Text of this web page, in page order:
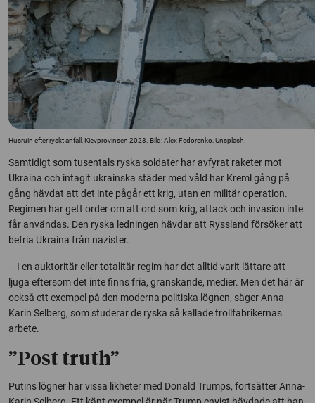
Husruin efter ryskt anfall, Kievprovinsen 2023. Bild: Alex Fedorenko, Unsplash.
Samtidigt som tusentals ryska soldater har avfyrat raketer mot
Ukraina och intagit ukrainska städer med våld har Kreml gång på
gång hävdat att det inte pågår ett krig, utan en militär operation.
Regimen har gett order om att ord som krig, attack och invasion inte
får användas. Den ryska ledningen hävdar att Ryssland försöker att
befria Ukraina från nazister.
– I en auktoritär eller totalitär regim har det alltid varit lättare att
ljuga eftersom det inte finns fria, granskande, medier. Men det här är
också ett exempel på den moderna politiska lögnen, säger Anna-
Karin Selberg, som studerar de ryska så kallade trollfabrikernas
arbete.
”Post truth”
Putins lögner har vissa likheter med Donald Trumps, fortsätter Anna-